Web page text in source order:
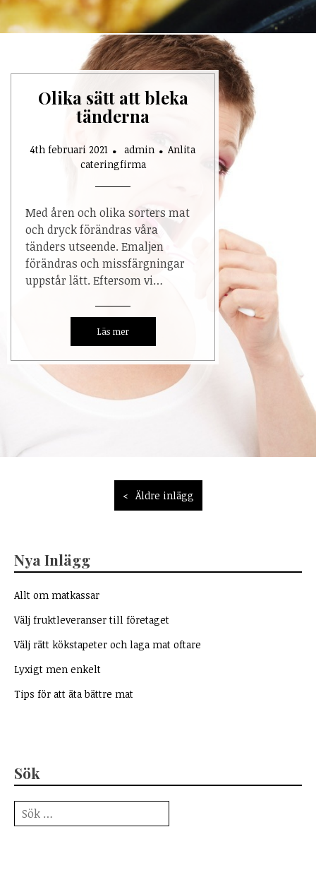
Olika sätt att bleka
tänderna
4th februari 2021 admin
Anlita
cateringfirma
Med åren och olika sorters mat
och dryck förändras våra
tänders utseende. Emaljen
förändras och missfärgningar
uppstår lätt. Eftersom vi…
InläggsnavigeringÄldre inlägg
Nya Inlägg
Allt om matkassar
Välj fruktleveranser till företaget
Välj rätt kökstapeter och laga mat oftare
Lyxigt men enkelt
Tips för att äta bättre mat
Sök
Sök
efter: